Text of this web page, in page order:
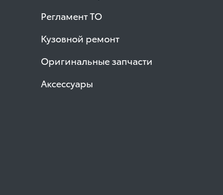
Регламент ТО
Кузовной ремонт
Оригинальные запчасти
Аксессуары